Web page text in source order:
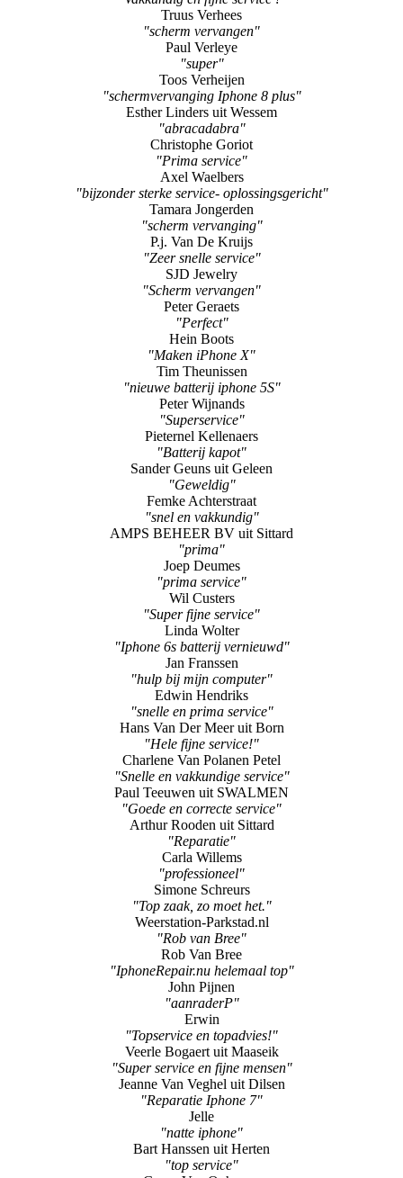
Truus Verhees
"scherm vervangen"
Paul Verleye
"super"
Toos Verheijen
"schermvervanging Iphone 8 plus"
Esther Linders uit Wessem
"abracadabra"
Christophe Goriot
"Prima service"
Axel Waelbers
"bijzonder sterke service- oplossingsgericht"
Tamara Jongerden
"scherm vervanging"
P.j. Van De Kruijs
"Zeer snelle service"
SJD Jewelry
"Scherm vervangen"
Peter Geraets
"Perfect"
Hein Boots
"Maken iPhone X"
Tim Theunissen
"nieuwe batterij iphone 5S"
Peter Wijnands
"Superservice"
Pieternel Kellenaers
"Batterij kapot"
Sander Geuns uit Geleen
"Geweldig"
Femke Achterstraat
"snel en vakkundig"
AMPS BEHEER BV uit Sittard
"prima"
Joep Deumes
"prima service"
Wil Custers
"Super fijne service"
Linda Wolter
"Iphone 6s batterij vernieuwd"
Jan Franssen
"hulp bij mijn computer"
Edwin Hendriks
"snelle en prima service"
Hans Van Der Meer uit Born
"Hele fijne service!"
Charlene Van Polanen Petel
"Snelle en vakkundige service"
Paul Teeuwen uit SWALMEN
"Goede en correcte service"
Arthur Rooden uit Sittard
"Reparatie"
Carla Willems
"professioneel"
Simone Schreurs
"Top zaak, zo moet het."
Weerstation-Parkstad.nl
"Rob van Bree"
Rob Van Bree
"IphoneRepair.nu helemaal top"
John Pijnen
"aanraderP"
Erwin
"Topservice en topadvies!"
Veerle Bogaert uit Maaseik
"Super service en fijne mensen"
Jeanne Van Veghel uit Dilsen
"Reparatie Iphone 7"
Jelle
"natte iphone"
Bart Hanssen uit Herten
"top service"